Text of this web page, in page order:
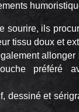
sourire, ils
tissu doux et
allonger
préféré
dessiné et